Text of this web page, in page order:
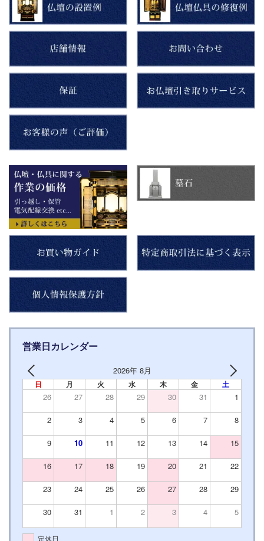
営業日カレンダー
2026年 8月
日 月 火 水 木 金 土
26 27 28 29 30 31 1
2 3 4 5 6 7 8
9 10 11 12 13 14 15
16 17 18 19 20 21 22
23 24 25 26 27 28 29
30 31 1 2 3 4 5
定休日